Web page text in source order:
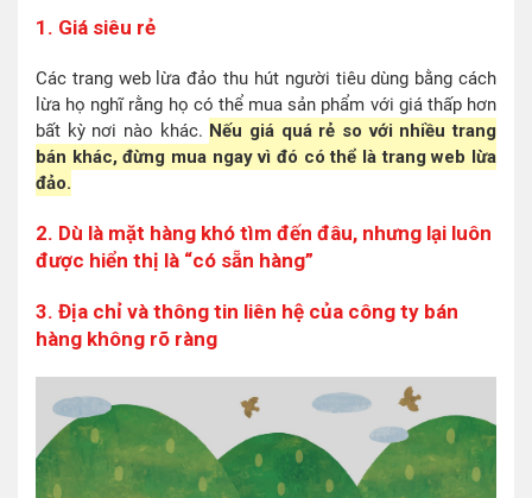
1. Giá siêu rẻ
Các trang web lừa đảo thu hút người tiêu dùng bằng cách
lừa họ nghĩ rằng họ có thể mua sản phẩm với giá thấp hơn
bất kỳ nơi nào khác. Nếu giá quá rẻ so với nhiều trang
bán khác, đừng mua ngay vì đó có thể là trang web lừa
đảo.
2. Dù là mặt hàng khó tìm đến đâu, nhưng lại luôn
được hiển thị là “có sẵn hàng”
3. Địa chỉ và thông tin liên hệ của công ty bán
hàng không rõ ràng